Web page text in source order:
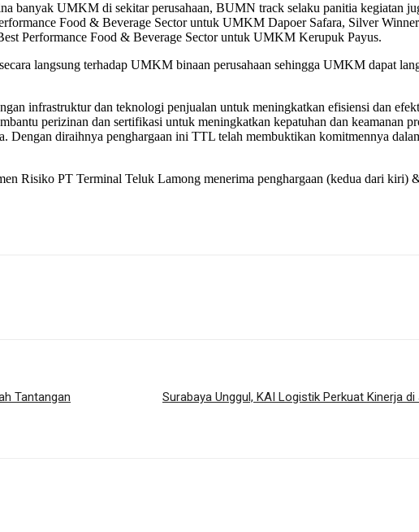
banyak UMKM di sekitar perusahaan, BUMN track selaku panitia kegiatan
Food & Beverage Sector untuk UMKM Dapoer Safara, Silver
Performance Food & Beverage Sector untuk UMKM Kerupuk Payus.
langsung terhadap UMKM binaan perusahaan sehingga UMKM dapat
infrastruktur dan teknologi penjualan untuk meningkatkan efisiensi dan
perizinan dan sertifikasi untuk meningkatkan kepatuhan dan keamanan
Dengan diraihnya penghargaan ini TTL telah membuktikan komitmennya
Risiko PT Terminal Teluk Lamong menerima penghargaan (kedua dari
Tantangan
Surabaya Unggul, KAI Logistik Perkuat Kinerja